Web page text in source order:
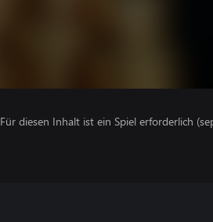
Für diesen Inhalt ist ein Spiel erforderlich